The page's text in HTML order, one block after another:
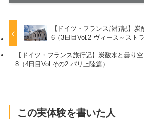
【ドイツ・フランス旅行記】
6（3日目Vol.2 ヴィース～ストラ
【ドイツ・フランス旅行記】炭酸水と曇り
8（4日目Vol.その2 パリ上陸篇）
この実体験を書いた人